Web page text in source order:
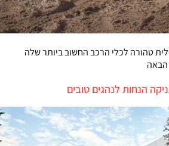
טהורה לכלי הרכב החשוב ביותר שלה